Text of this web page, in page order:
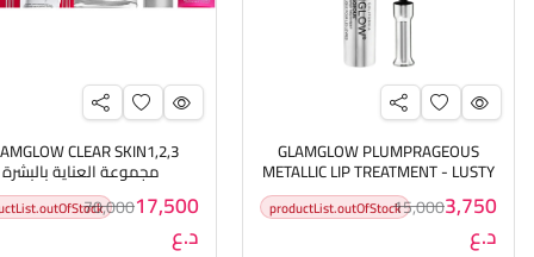
GLAMGLOW PLUMPRAGEOUS
METALLIC LIP TREATMENT - LUSTY
كلام كلو مرطب شفاه3,750
د.ع
15,000
productList.outOfStock
CLEAR SKIN1,2,3
مجموعة العناية بالبشرة
17,500
د.ع
70,000